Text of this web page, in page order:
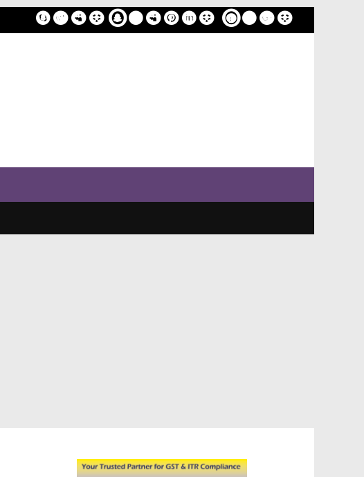
homeSample Page